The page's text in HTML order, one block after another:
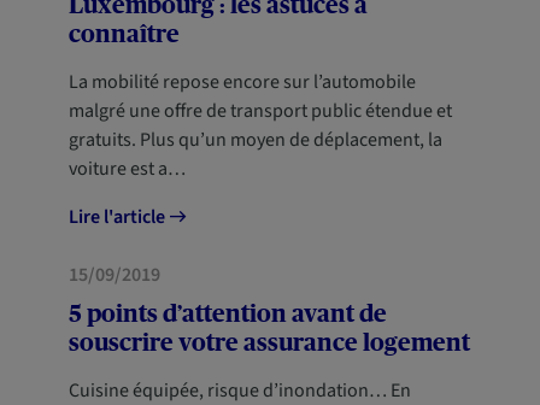
connaître
La mobilité repose encore sur l’automobile
malgré une offre de transport public étendue et
gratuits. Plus qu’un moyen de déplacement, la
voiture est a…
Lire l'article
HABITATION
NOUVEAUX ARRIVANTS
15/09/2019
5 points d’attention avant de
souscrire votre assurance logement
Cuisine équipée, risque d’inondation… En